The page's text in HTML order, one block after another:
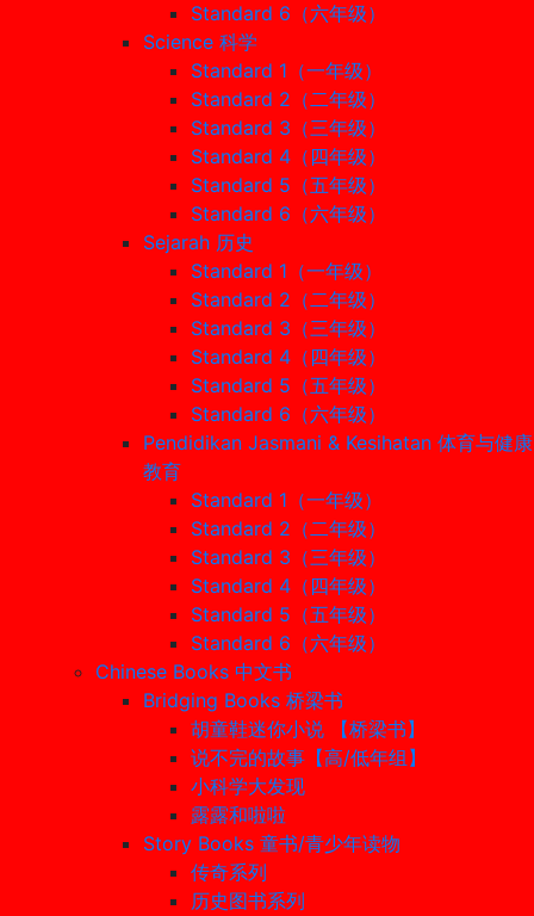
Standard 6（六年级）
Science 科学
Standard 1（一年级）
Standard 2（二年级）
Standard 3（三年级）
Standard 4（四年级）
Standard 5（五年级）
Standard 6（六年级）
Sejarah 历史
Standard 1（一年级）
Standard 2（二年级）
Standard 3（三年级）
Standard 4（四年级）
Standard 5（五年级）
Standard 6（六年级）
Pendidikan Jasmani & Kesihatan 体育与健康
教育
Standard 1（一年级）
Standard 2（二年级）
Standard 3（三年级）
Standard 4（四年级）
Standard 5（五年级）
Standard 6（六年级）
Chinese Books 中文书
Bridging Books 桥梁书
胡童鞋迷你小说 【桥梁书】
说不完的故事【高/低年组】
小科学大发现
露露和啦啦
Story Books 童书/青少年读物
传奇系列
历史图书系列